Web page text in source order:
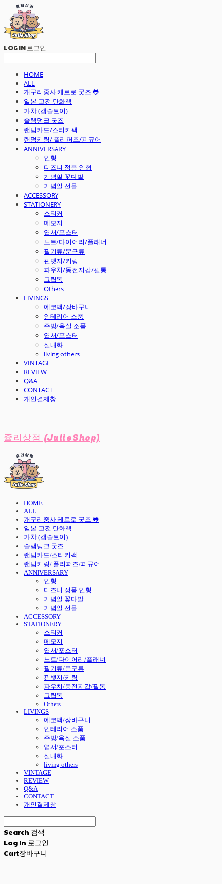
LOG IN로그인
HOME
ALL
개구리중사 케로로 굿즈 🐸
일본 고전 만화책
가챠 (캡슐토이)
슬램덩크 굿즈
랜덤카드/스티커팩
랜덤키링/ 플리퍼즈/피규어
ANNIVERSARY
인형
디즈니 정품 인형
기념일 꽃다발
기념일 선물
ACCESSORY
STATIONERY
스티커
메모지
엽서/포스터
노트/다이어리/플래너
필기류/문구류
핀뱃지/키링
파우치/동전지갑/필통
그립톡
Others
LIVINGS
에코백/장바구니
인테리어 소품
주방/욕실 소품
엽서/포스터
실내화
living others
VINTAGE
REVIEW
Q&A
CONTACT
개인결제창
쥴리상점 (JulieShop)
HOME
ALL
개구리중사 케로로 굿즈 🐸
일본 고전 만화책
가챠 (캡슐토이)
슬램덩크 굿즈
랜덤카드/스티커팩
랜덤키링/ 플리퍼즈/피규어
ANNIVERSARY
인형
디즈니 정품 인형
기념일 꽃다발
기념일 선물
ACCESSORY
STATIONERY
스티커
메모지
엽서/포스터
노트/다이어리/플래너
필기류/문구류
핀뱃지/키링
파우치/동전지갑/필통
그립톡
Others
LIVINGS
에코백/장바구니
인테리어 소품
주방/욕실 소품
엽서/포스터
실내화
living others
VINTAGE
REVIEW
Q&A
CONTACT
개인결제창
Search 검색
Log In 로그인
Cart장바구니